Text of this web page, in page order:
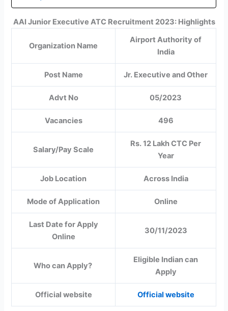
AAI Junior Executive ATC Recruitment 2023: Highlights
Organization Name
Airport Authority of
India
Post Name Jr. Executive and Other
Advt No 05/2023
Vacancies 496
Salary/Pay Scale
Rs. 12 Lakh CTC Per
Year
Job Location Across India
Mode of Application Online
Last Date for Apply
Online
30/11/2023
Who can Apply?
Eligible Indian can
Apply
Official website Official website